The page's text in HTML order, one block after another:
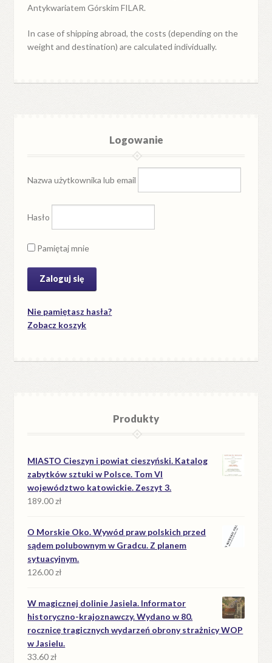
Antykwariatem Górskim FILAR.
In case of shipping abroad, the costs (depending on the
weight and destination) are calculated individually.
Logowanie
Nazwa użytkownika lub email
Hasło
Pamiętaj mnie
Nie pamiętasz hasła?
Zobacz koszyk
Produkty
MIASTO Cieszyn i powiat cieszyński. Katalog
zabytków sztuki w Polsce. Tom VI
województwo katowickie. Zeszyt 3.
189.00zł
O Morskie Oko. Wywód praw polskich przed
sądem polubownym w Gradcu. Z planem
sytuacyjnym.
126.00zł
W magicznej dolinie Jasiela. Informator
historyczno-krajoznawczy. Wydano w 80.
rocznicę tragicznych wydarzeń obrony strażnicy WOP
w Jasielu.
33.60zł